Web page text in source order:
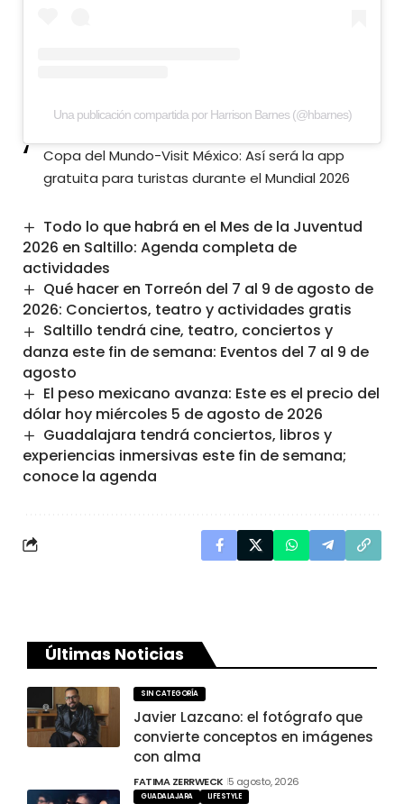
Una publicación compartida por Harrison Barnes (@hbarnes)
Copa del Mundo-Visit México: Así será la app
gratuita para turistas durante el Mundial 2026
Todo lo que habrá en el Mes de la Juventud
2026 en Saltillo: Agenda completa de
actividades
Qué hacer en Torreón del 7 al 9 de agosto de
2026: Conciertos, teatro y actividades gratis
Saltillo tendrá cine, teatro, conciertos y
danza este fin de semana: Eventos del 7 al 9 de
agosto
El peso mexicano avanza: Este es el precio del
dólar hoy miércoles 5 de agosto de 2026
Guadalajara tendrá conciertos, libros y
experiencias inmersivas este fin de semana;
conoce la agenda
Últimas Noticias
SIN CATEGORÍA
Javier Lazcano: el fotógrafo que
convierte conceptos en imágenes
con alma
FATIMA ZERRWECK 5 agosto, 2026
GUADALAJARA LIFESTYLE